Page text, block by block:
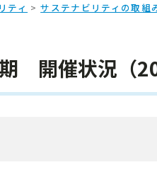
ティ >サステナビリティの取組
開催状況（